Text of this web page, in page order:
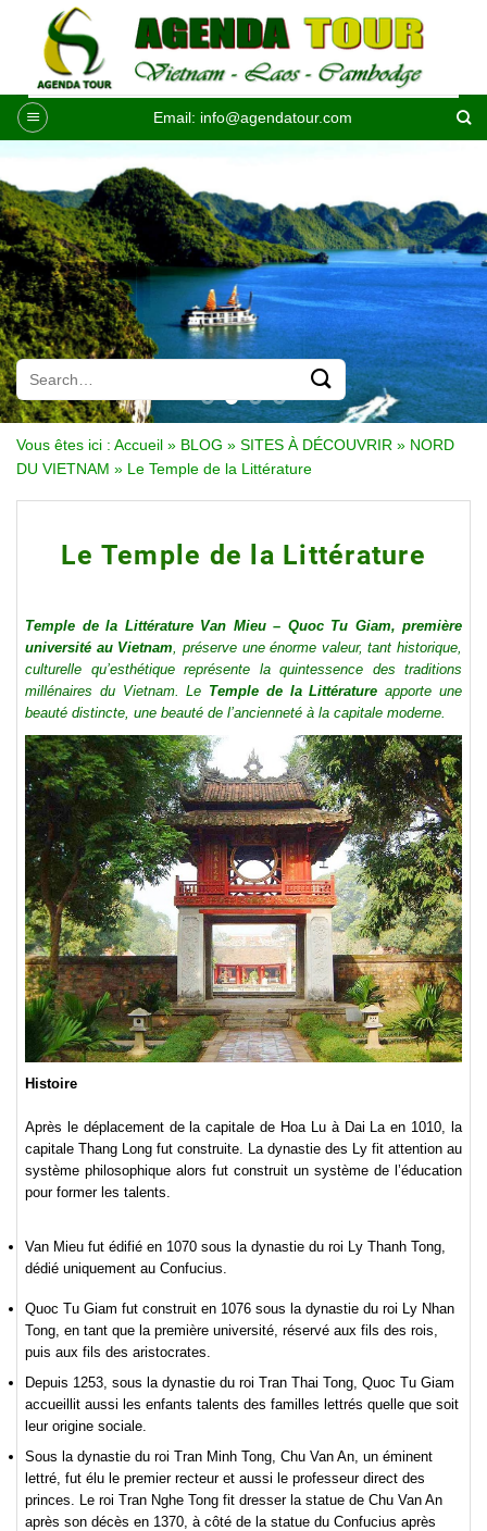
contenu
Email: info@agendatour.com
Vous êtes ici : Accueil » BLOG » SITES À DÉCOUVRIR » NORD
DU VIETNAM » Le Temple de la Littérature
Le Temple de la Littérature
Temple de la Littérature Van Mieu – Quoc Tu Giam, première
université au Vietnam, préserve une énorme valeur, tant historique,
culturelle qu’esthétique représente la quintessence des traditions
millénaires du Vietnam. Le Temple de la Littérature apporte une
beauté distincte, une beauté de l’ancienneté à la capitale moderne.
Histoire
Après le déplacement de la capitale de Hoa Lu à Dai La en 1010, la
capitale Thang Long fut construite. La dynastie des Ly fit attention au
système philosophique alors fut construit un système de l’éducation
pour former les talents.
Van Mieu fut édifié en 1070 sous la dynastie du roi Ly Thanh Tong,
dédié uniquement au Confucius.
Quoc Tu Giam fut construit en 1076 sous la dynastie du roi Ly Nhan
Tong, en tant que la première université, réservé aux fils des rois,
puis aux fils des aristocrates.
Depuis 1253, sous la dynastie du roi Tran Thai Tong, Quoc Tu Giam
accueillit aussi les enfants talents des familles lettrés quelle que soit
leur origine sociale.
Sous la dynastie du roi Tran Minh Tong, Chu Van An, un éminent
lettré, fut élu le premier recteur et aussi le professeur direct des
princes. Le roi Tran Nghe Tong fit dresser la statue de Chu Van An
après son décès en 1370, à côté de la statue du Confucius après